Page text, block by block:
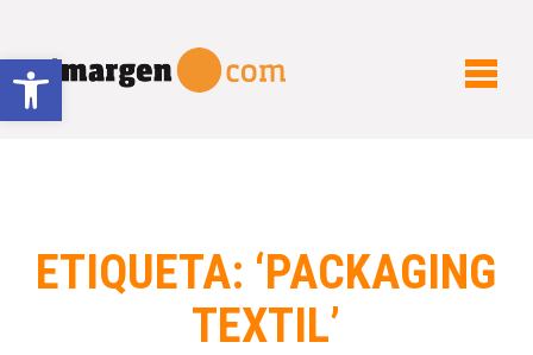
Abrir barra de herramientas
ETIQUETA: ‘PACKAGING
TEXTIL’